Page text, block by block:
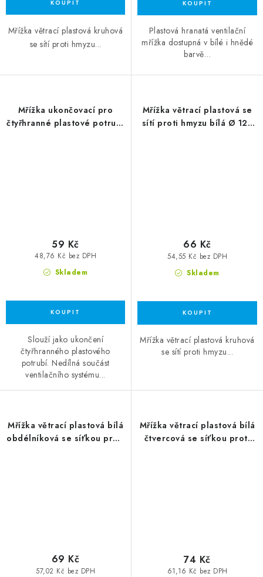
Mřížka větrací plastová kruhová
se sítí proti hmyzu...
Plastová hranatá ventilační
mřížka dostupná v bílé i hnědé
barvě…
Mřížka ukončovací pro
čtyřhranné plastové potrubí
Skladem
48,76 Kč bez DPH
59 Kč
Slouží jako ukončení
čtyřhranného plastového
potrubí. Nedílná součást
ventilačního systému...
Mřížka větrací plastová se
sítí proti hmyzu bílá Ø 125
Skladem
54,55 Kč bez DPH
66 Kč
Mřížka větrací plastová kruhová
se sítí proti hmyzu...
Mřížka větrací plastová bílá
obdélníková se síťkou proti
57,02 Kč bez DPH
69 Kč
Mřížka větrací plastová bílá
čtvercová se síťkou proti
61,16 Kč bez DPH
74 Kč